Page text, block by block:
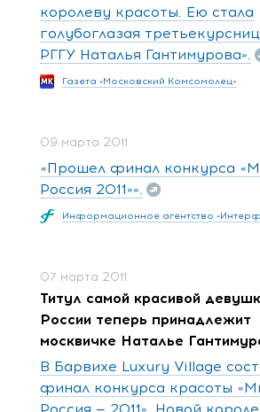
королеву красоты. Ею стала
голубоглазая
РГГУ Наталья Гантимурова».
Газета «Московский Комсомолец»
09 марта 2011
«Прошел финал конкурса
Россия 2011»».
Информационное агентство
07 марта 2011
Титул самой красивой
России теперь принадлежит
москвичке Наталье
В Барвихе Luxury Village
финал конкурса красоты
Россия — 2011». Новой